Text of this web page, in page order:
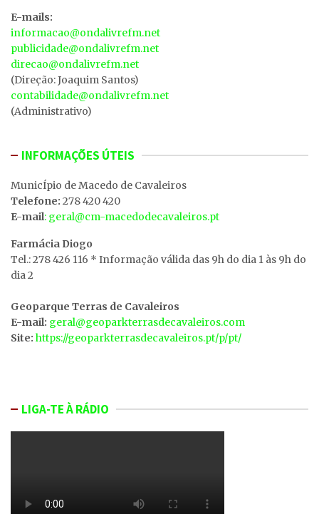
E-mails:
informacao@ondalivrefm.net
publicidade@ondalivrefm.net
direcao@ondalivrefm.net
(Direção: Joaquim Santos)
contabilidade@ondalivrefm.net
(Administrativo)
INFORMAÇÕES ÚTEIS
MunicÍpio de Macedo de Cavaleiros
Telefone: 278 420 420
E-mail: geral@cm-macedodecavaleiros.pt
Farmácia Diogo
Tel.: 278 426 116 * Informação válida das 9h do dia 1 às 9h do
dia 2
Geoparque Terras de Cavaleiros
E-mail: geral@geoparkterrasdecavaleiros.com
Site: https://geoparkterrasdecavaleiros.pt/p/pt/
LIGA-TE À RÁDIO